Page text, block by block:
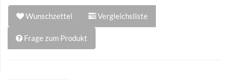
Wunschzettel Vergleichsliste
Frage zum Produkt